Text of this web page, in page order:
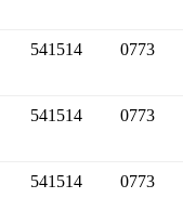
541514 0773
541514 0773
541514 0773